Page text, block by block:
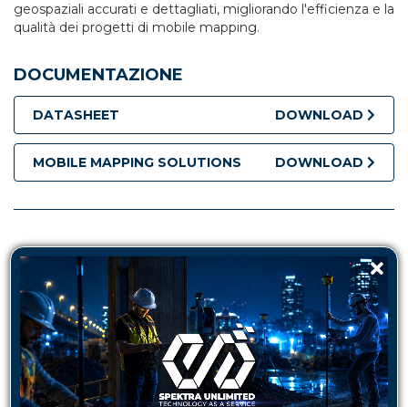
geospaziali accurati e dettagliati, migliorando l'efficienza e la
qualità dei progetti di mobile mapping.
DOCUMENTAZIONE
DATASHEET DOWNLOAD
MOBILE MAPPING SOLUTIONS DOWNLOAD